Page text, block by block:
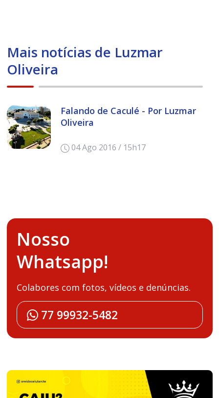
Mais notícias de Luzmar
Oliveira
Falando de Caculé - Por Luzmar
Oliveira
04 Ago 2016 / 15h17
Nosso
Whatsapp!
Colabores com fotos, vídeos e denúncias.
77 99932-5482